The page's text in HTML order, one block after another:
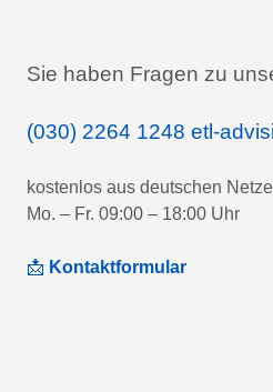
Sie haben Fragen zu
(030) 2264 1248 etl-
kostenlos aus deutschen
Mo. – Fr. 09:00 – 18:00 Uhr
📩 Kontaktformular